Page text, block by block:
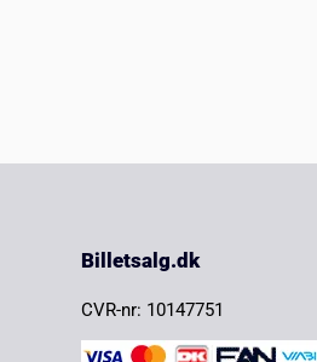
Billetsalg.dk
CVR-nr: 10147751